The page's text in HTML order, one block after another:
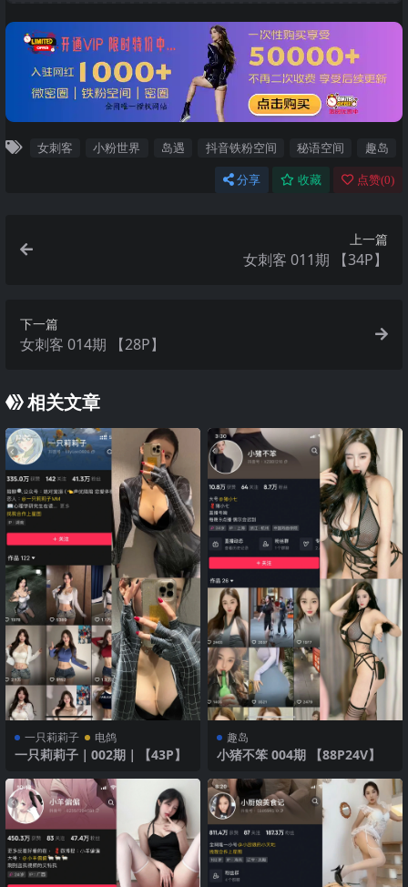
女刺客 小粉世界 岛遇 抖音铁粉空间 秘语空间 趣岛
分享 收藏 点赞(0)
上一篇
女刺客 011期 【34P】
下一篇
女刺客 014期 【28P】
相关文章
一只莉莉子 电鸽
一只莉莉子｜002期｜【43P】
趣岛
小猪不笨 004期 【88P24V】